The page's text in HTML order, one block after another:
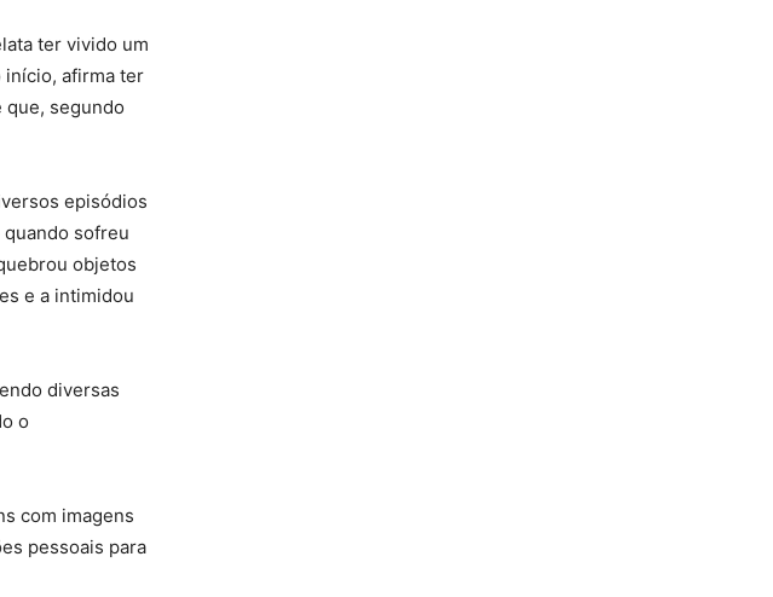
ter vivido um
início, afirma ter
que, segundo
episódios
sofreu
objetos
e a intimidou
diversas
o
com imagens
pessoais para